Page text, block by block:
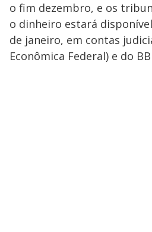
o fim dezembro, e os
o dinheiro estará
de janeiro, em contas
Econômica Federal) e do